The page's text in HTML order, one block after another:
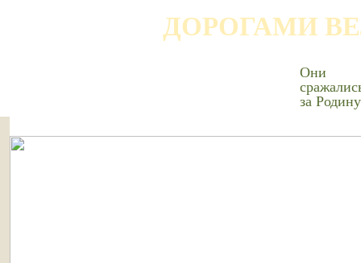
ДОРОГАМИ
Они
за Родину